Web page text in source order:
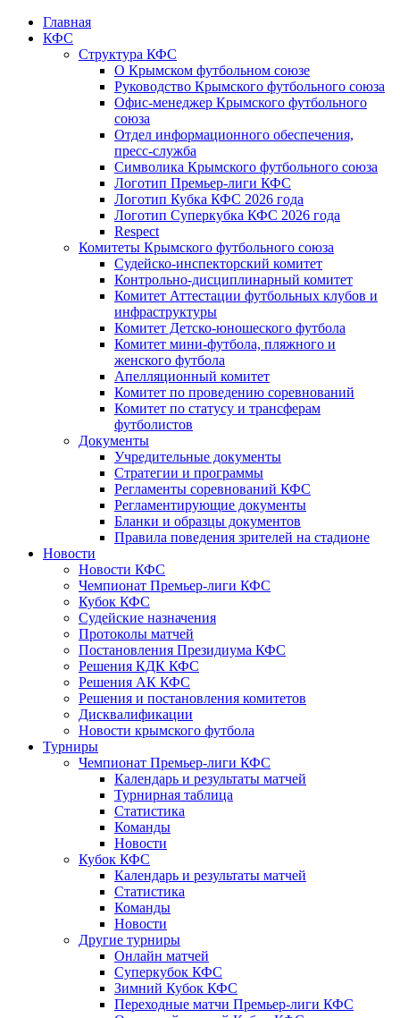
Главная
КФС
Структура КФС
О Крымском футбольном союзе
Руководство Крымского футбольного союза
Офис-менеджер Крымского футбольного
союза
Отдел информационного обеспечения,
пресс-служба
Символика Крымского футбольного союза
Логотип Премьер-лиги КФС
Логотип Кубка КФС 2026 года
Логотип Суперкубка КФС 2026 года
Respect
Комитеты Крымского футбольного союза
Судейско-инспекторский комитет
Контрольно-дисциплинарный комитет
Комитет Аттестации футбольных клубов и
инфраструктуры
Комитет Детско-юношеского футбола
Комитет мини-футбола, пляжного и
женского футбола
Апелляционный комитет
Комитет по проведению соревнований
Комитет по статусу и трансферам
футболистов
Документы
Учредительные документы
Стратегии и программы
Регламенты соревнований КФС
Регламентирующие документы
Бланки и образцы документов
Правила поведения зрителей на стадионе
Новости
Новости КФС
Чемпионат Премьер-лиги КФС
Кубок КФС
Судейские назначения
Протоколы матчей
Постановления Президиума КФС
Решения КДК КФС
Решения АК КФС
Решения и постановления комитетов
Дисквалификации
Новости крымского футбола
Турниры
Чемпионат Премьер-лиги КФС
Календарь и результаты матчей
Турнирная таблица
Статистика
Команды
Новости
Кубок КФС
Календарь и результаты матчей
Статистика
Команды
Новости
Другие турниры
Онлайн матчей
Суперкубок КФС
Зимний Кубок КФС
Переходные матчи Премьер-лиги КФС